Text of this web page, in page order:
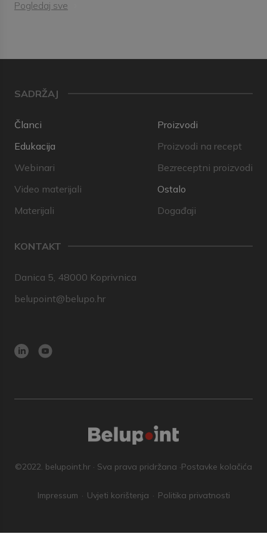
Pogledaj sve
SADRŽAJ
Članci
Edukacija
Webinari
Video materijali
Materijali
Proizvodi
Proizvodi na recept
Bezreceptni proizvodi
Ostalo
Događaji
KONTAKT
Danica 5, 48000 Koprivnica
belupoint@belupo.hr
©2022. belupoint.hr · Sva prava pridržana ·Postavke kolačića
Impressum Uvjeti korištenja Politika privatnosti